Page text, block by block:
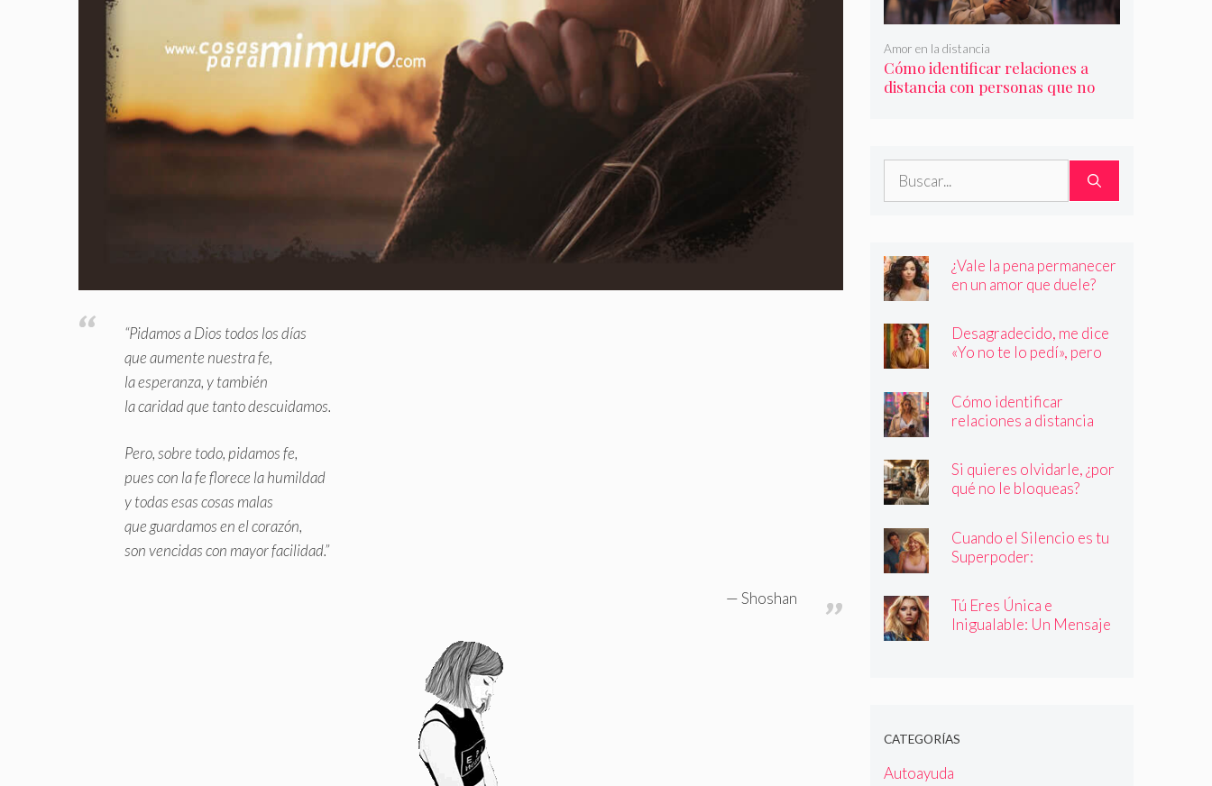
“Pidamos a Dios todos los días
que aumente nuestra fe,
la esperanza, y también
la caridad que tanto descuidamos.
Pero, sobre todo, pidamos fe,
pues con la fe florece la humildad
y todas esas cosas malas
que guardamos en el corazón,
son vencidas con mayor facilidad.”
Shoshan
Cómo identificar relaciones a
distancia con personas que no
Amor en la distancia
Buscar:
¿Vale la pena permanecer
en un amor que duele?
Desagradecido, me dice
«Yo no te lo pedí», pero
Cómo identificar
relaciones a distancia
Si quieres olvidarle, ¿por
qué no le bloqueas?
Cuando el Silencio es tu
Superpoder:
de Callar
Tú Eres Única e
Inigualable: Un Mensaje
CATEGORÍAS
Autoayuda